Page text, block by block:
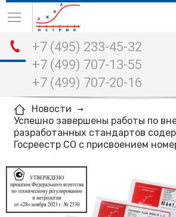
+7 (495) 233-45-32
+7 (499) 707-13-55
+7 (499) 707-20-16
Новости
Успешно завершены работы по
разработанных стандартов
Госреестр СО с присвоением